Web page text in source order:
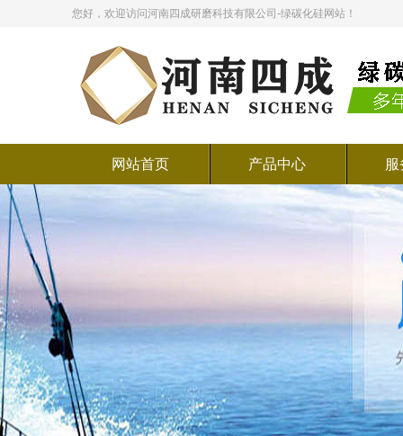
您好，欢迎访问河南四成研磨科技有限公司-绿碳化硅网站！
网站首页 产品中心